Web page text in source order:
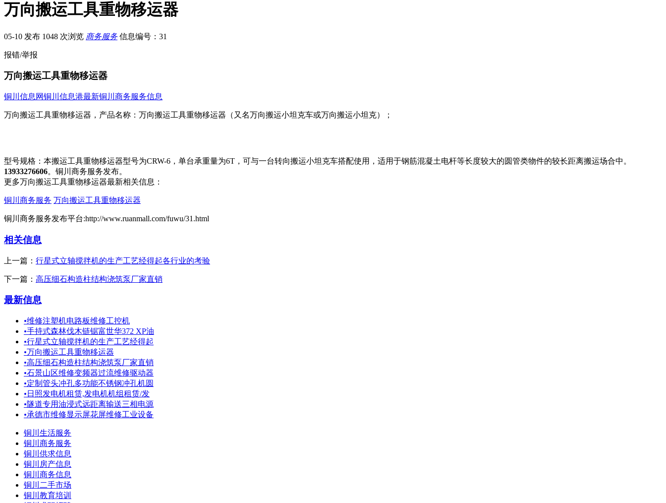
万向搬运工具重物移运器
05-10 发布 1048 次浏览 商务服务 信息编号：31
报错/举报
万向搬运工具重物移运器
铜川信息网铜川信息港最新铜川商务服务信息
万向搬运工具重物移运器，产品名称：万向搬运工具重物移运器（又名万向搬运小坦​‌‌克车或万向搬运小坦克）；
型号规格：本搬运工具重物移运器型号为CRW-6，单台承重量为6T，可与一台转向搬运小坦克车搭配使用，适用于钢筋混凝土电杆等长度较大的圆管类物件的较长距离搬运场合中。
13933276606。铜川商务服务发布。
更多万向搬运工具重物移运器最新相关信息：
铜川商务服务 万向搬运工具重物移运器
铜川商务服务发布平台:http://www.ruanmall.com/fuwu/31.html
相关信息
上一篇： 行星式立轴搅拌机的生产工艺经得起各行业的考验
下一篇： 高压细石构造柱结构浇筑泵厂家直销
最新信息
•维修注塑机电路板维修工控机
•手持式森林伐木链锯富世华372 XP油
•行星式立轴搅拌机的生产工艺经得起
•万向搬运工具重物移运器
•高压细石构造柱结构浇筑泵厂家直销
•石景山区维修变频器过流维修驱动器
•定制管头冲孔多功能不锈钢冲孔机圆
• 日照发电机租赁,发电机机组租赁/发
•隧道专用油浸式远距离输送三相电源
•承德市维修显示屏花屏维修工业设备
铜川生活服务
铜川商务服务
铜川供求信息
铜川房产信息
铜川商务信息
铜川二手市场
铜川教育培训